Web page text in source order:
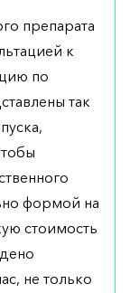
препарата
к
по
так
формой на
стоимость
не только